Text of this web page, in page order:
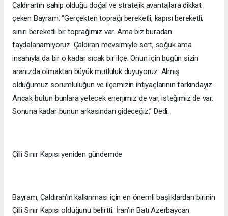
Çaldıran’ın sahip olduğu doğal ve stratejik avantajlara dikkat
çeken Bayram: “Gerçekten toprağı bereketli, kapısı bereketli,
sınırı bereketli bir toprağımız var. Ama biz buradan
faydalanamıyoruz. Çaldıran mevsimiyle sert, soğuk ama
insanıyla da bir o kadar sıcak bir ilçe. Onun için bugün sizin
aranızda olmaktan büyük mutluluk duyuyoruz. Almış
olduğumuz sorumluluğun ve ilçemizin ihtiyaçlarının farkındayız.
Ancak bütün bunlara yetecek enerjimiz de var, isteğimiz de var.
Sonuna kadar bunun arkasından gideceğiz.” Dedi.
Çilli Sınır Kapısı yeniden gündemde
Bayram, Çaldıran’ın kalkınması için en önemli başlıklardan birinin
Çilli Sınır Kapısı olduğunu belirtti. İran’ın Batı Azerbaycan